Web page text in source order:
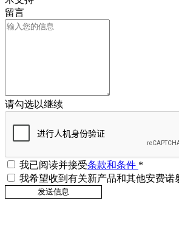
留言
请勾选以继续
我已阅读并接受条款和条件 *
我希望收到有关新产品和其他安费诺